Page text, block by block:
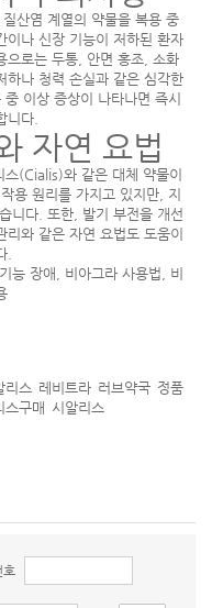
산염 계열의 약물을 복용 중
이나 신장 기능이 저하된 환자
으로는 두통, 안면 홍조, 소화
하나 청력 손실과 같은 심각한
이상 증상이 나타나면 즉시
니다.
자연 요법
(Cialis)와 같은 대체 약물이
용 원리를 가지고 있지만, 지
니다. 또한, 발기 부전을 개선
와 같은 자연 요법도 도움이
.
능 장애, 비아그라 사용법, 비
리스 레비트라 러브약국 정품
스구매 시알리스
호